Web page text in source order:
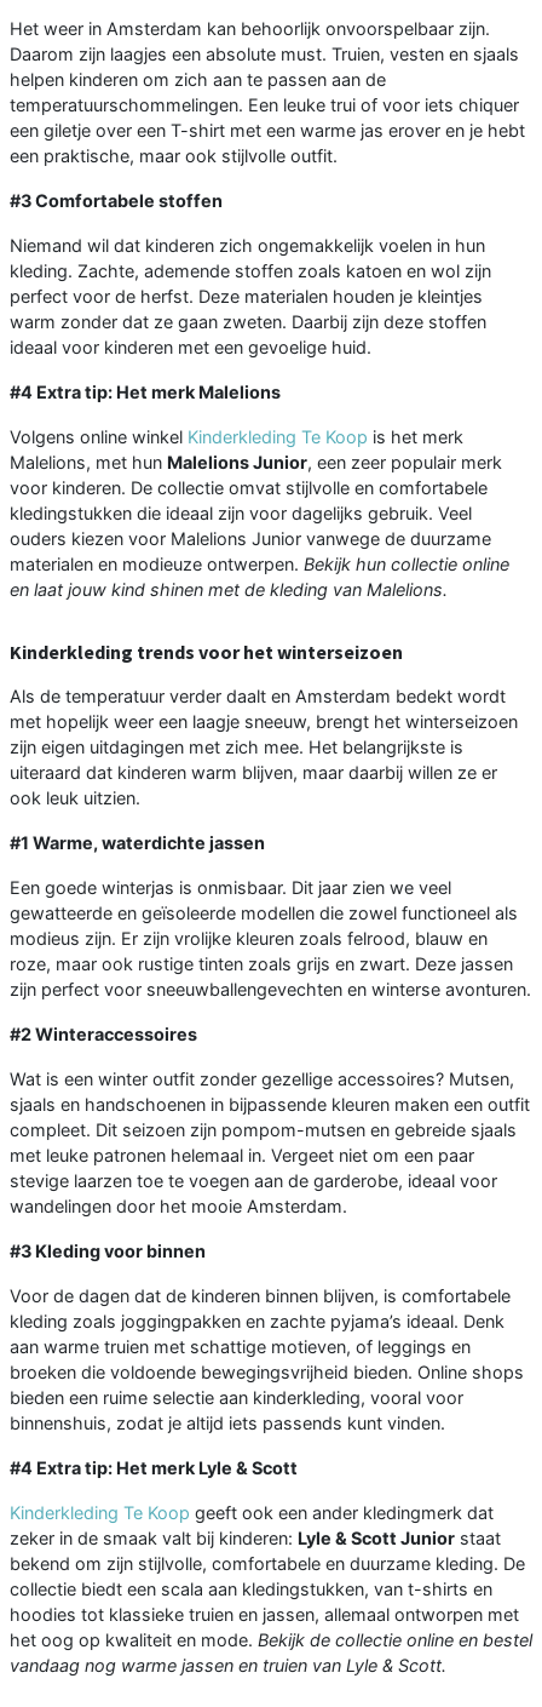
Het weer in Amsterdam kan behoorlijk onvoorspelbaar zijn.
Daarom zijn laagjes een absolute must. Truien, vesten en sjaals
helpen kinderen om zich aan te passen aan de
temperatuurschommelingen. Een leuke trui of voor iets chiquer
een giletje over een T-shirt met een warme jas erover en je hebt
een praktische, maar ook stijlvolle outfit.
#3 Comfortabele stoffen
Niemand wil dat kinderen zich ongemakkelijk voelen in hun
kleding. Zachte, ademende stoffen zoals katoen en wol zijn
perfect voor de herfst. Deze materialen houden je kleintjes
warm zonder dat ze gaan zweten. Daarbij zijn deze stoffen
ideaal voor kinderen met een gevoelige huid.
#4 Extra tip: Het merk Malelions
Volgens online winkel Kinderkleding Te Koop is het merk
Malelions, met hun Malelions Junior, een zeer populair merk
voor kinderen. De collectie omvat stijlvolle en comfortabele
kledingstukken die ideaal zijn voor dagelijks gebruik. Veel
ouders kiezen voor Malelions Junior vanwege de duurzame
materialen en modieuze ontwerpen. Bekijk hun collectie online
en laat jouw kind shinen met de kleding van Malelions.
Kinderkleding trends voor het winterseizoen
Als de temperatuur verder daalt en Amsterdam bedekt wordt
met hopelijk weer een laagje sneeuw, brengt het winterseizoen
zijn eigen uitdagingen met zich mee. Het belangrijkste is
uiteraard dat kinderen warm blijven, maar daarbij willen ze er
ook leuk uitzien.
#1 Warme, waterdichte jassen
Een goede winterjas is onmisbaar. Dit jaar zien we veel
gewatteerde en geïsoleerde modellen die zowel functioneel als
modieus zijn. Er zijn vrolijke kleuren zoals felrood, blauw en
roze, maar ook rustige tinten zoals grijs en zwart. Deze jassen
zijn perfect voor sneeuwballengevechten en winterse avonturen.
#2 Winteraccessoires
Wat is een winter outfit zonder gezellige accessoires? Mutsen,
sjaals en handschoenen in bijpassende kleuren maken een outfit
compleet. Dit seizoen zijn pompom-mutsen en gebreide sjaals
met leuke patronen helemaal in. Vergeet niet om een paar
stevige laarzen toe te voegen aan de garderobe, ideaal voor
wandelingen door het mooie Amsterdam.
#3 Kleding voor binnen
Voor de dagen dat de kinderen binnen blijven, is comfortabele
kleding zoals joggingpakken en zachte pyjama’s ideaal. Denk
aan warme truien met schattige motieven, of leggings en
broeken die voldoende bewegingsvrijheid bieden. Online shops
bieden een ruime selectie aan kinderkleding, vooral voor
binnenshuis, zodat je altijd iets passends kunt vinden.
#4 Extra tip: Het merk Lyle & Scott
Kinderkleding Te Koop geeft ook een ander kledingmerk dat
zeker in de smaak valt bij kinderen: Lyle & Scott Junior staat
bekend om zijn stijlvolle, comfortabele en duurzame kleding. De
collectie biedt een scala aan kledingstukken, van t-shirts en
hoodies tot klassieke truien en jassen, allemaal ontworpen met
het oog op kwaliteit en mode. Bekijk de collectie online en bestel
vandaag nog warme jassen en truien van Lyle & Scott.